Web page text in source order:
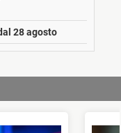
28 agosto